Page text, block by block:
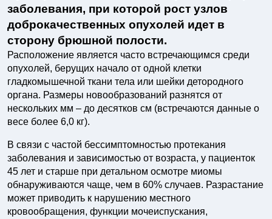
заболевания, при которой рост узлов
доброкачественных опухолей идет в
сторону брюшной полости.
Расположение является часто встречающимся среди
опухолей, берущих начало от одной клетки
гладкомышечной ткани тела или шейки детородного
органа. Размеры новообразований разнятся от
нескольких мм – до десятков см (встречаются данные о
весе более 6,0 кг).
В связи с частой бессимптомностью протекания
заболевания и зависимостью от возраста, у пациенток
45 лет и старше при детальном осмотре миомы
обнаруживаются чаще, чем в 60% случаев. Разрастание
может приводить к нарушению местного
кровообращения, функции мочеиспускания,